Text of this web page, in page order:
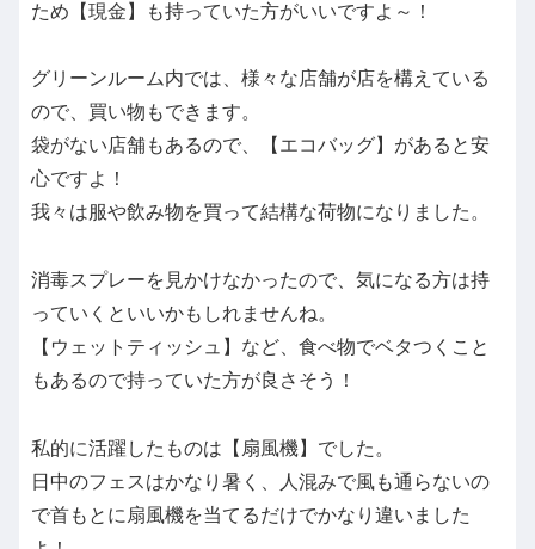
ため【現金】も持っていた方がいいですよ～！
グリーンルーム内では、様々な店舗が店を構えている
ので、買い物もできます。
袋がない店舗もあるので、【エコバッグ】があると安
心ですよ！
我々は服や飲み物を買って結構な荷物になりました。
消毒スプレーを見かけなかったので、気になる方は持
っていくといいかもしれませんね。
【ウェットティッシュ】など、食べ物でベタつくこと
もあるので持っていた方が良さそう！
私的に活躍したものは【扇風機】でした。
日中のフェスはかなり暑く、人混みで風も通らないの
で首もとに扇風機を当てるだけでかなり違いました